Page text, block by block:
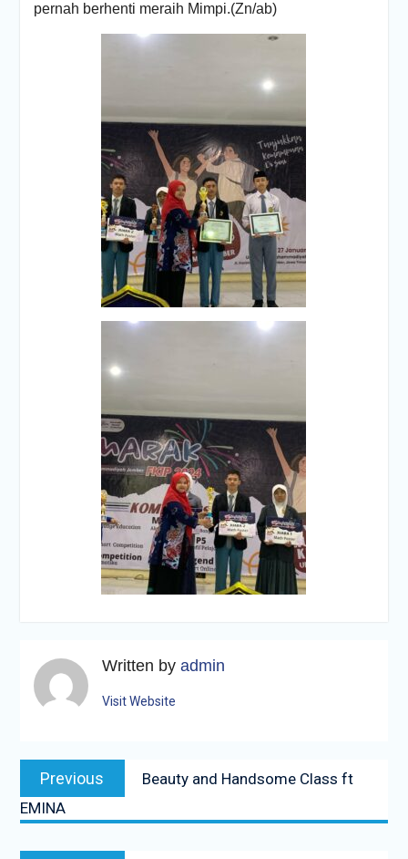
pernah berhenti meraih Mimpi.(Zn/ab)
Written by admin
Visit Website
Navigasi
posPrevious
post:
Beauty and Handsome Class ft
EMINA